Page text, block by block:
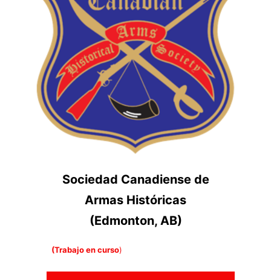
Sociedad Canadiense de
Armas Históricas
(Edmonton, AB)
(Trabajo en curso)